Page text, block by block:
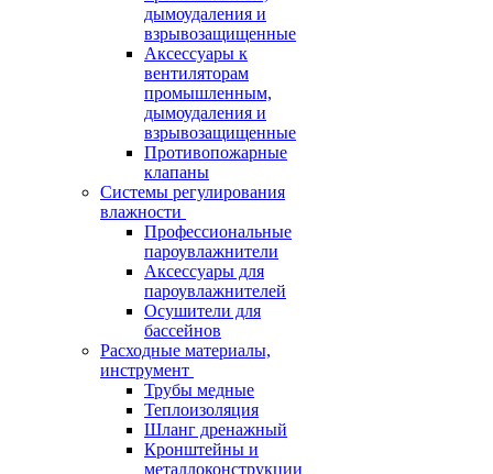
дымоудаления и
взрывозащищенные
Аксессуары к
вентиляторам
промышленным,
дымоудаления и
взрывозащищенные
Противопожарные
клапаны
Системы регулирования
влажности
Профессиональные
пароувлажнители
Аксессуары для
пароувлажнителей
Осушители для
бассейнов
Расходные материалы,
инструмент
Трубы медные
Теплоизоляция
Шланг дренажный
Кронштейны и
металлоконструкции